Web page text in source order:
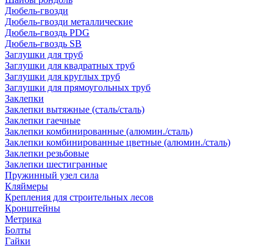
Дюбель-гвозди
Дюбель-гвозди металлические
Дюбель-гвоздь PDG
Дюбель-гвоздь SB
Заглушки для труб
Заглушки для квадратных труб
Заглушки для круглых труб
Заглушки для прямоугольных труб
Заклепки
Заклепки вытяжные (сталь/сталь)
Заклепки гаечные
Заклепки комбинированные (алюмин./сталь)
Заклепки комбинированные цветные (алюмин./сталь)
Заклепки резьбовые
Заклепки шестигранные
Пружинный узел сила
Кляймеры
Крепления для строительных лесов
Кронштейны
Метрика
Болты
Гайки